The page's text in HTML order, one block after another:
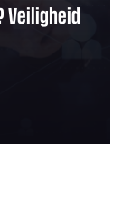
Veiligheid